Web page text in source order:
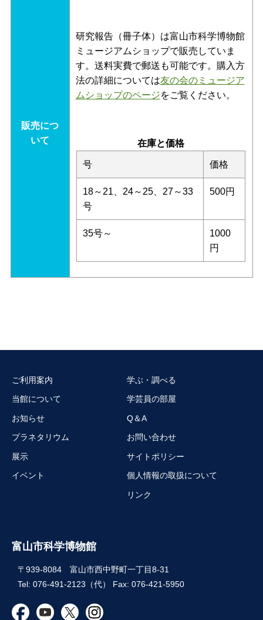
販売につ
いて
研究報告（冊子体）は富山市科学博物館
ミュージアムショップで販売していま
す。送料実費で郵送も可能です。購入方
法の詳細については友の会のミュージア
ムショップのページをご覧ください。
在庫と価格
号 価格
18～21、24～25、27～33
号
500円
35号～
1000
円
富山市科学博物館
〒939-8084 富山市西中野町一丁目8-31
Tel: 076-491-2123（代） Fax: 076-421-5950
ご利用案内
当館について
お知らせ
プラネタリウム
展示
イベント
学ぶ・調べる
学芸員の部屋
Q＆A
お問い合わせ
サイトポリシー
個人情報の取扱について
リンク